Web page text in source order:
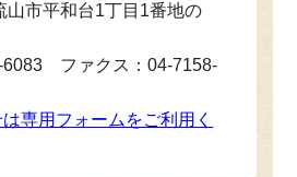
市平和台1丁目1番地の
6083 ファクス：04-7158-
専用フォームをご利用く